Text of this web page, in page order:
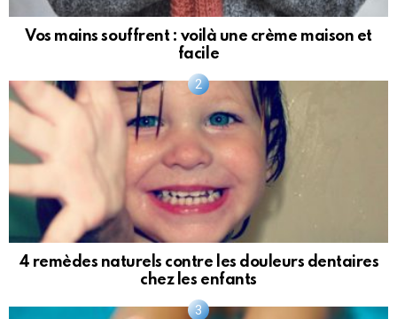
Vos mains souffrent : voilà une crème maison et
facile
4 remèdes naturels contre les douleurs dentaires
chez les enfants